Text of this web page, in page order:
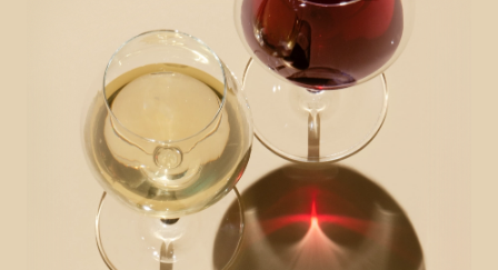
Flowers by goodwine